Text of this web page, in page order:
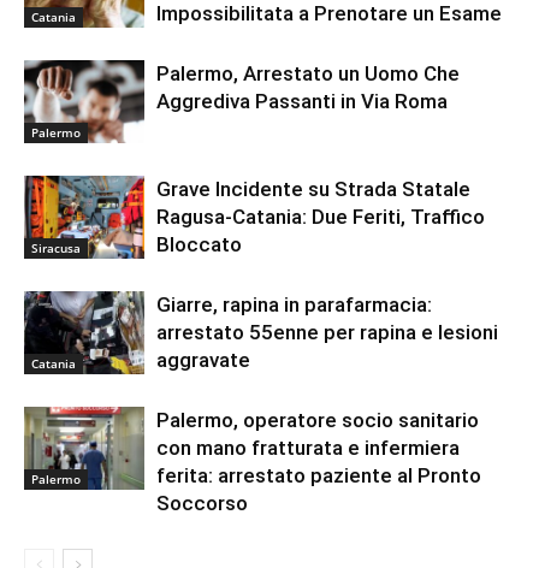
Catania
Impossibilitata a Prenotare un Esame
Palermo
Palermo, Arrestato un Uomo Che
Aggrediva Passanti in Via Roma
Siracusa
Grave Incidente su Strada Statale
Ragusa-Catania: Due Feriti, Traffico
Bloccato
Catania
Giarre, rapina in parafarmacia:
arrestato 55enne per rapina e lesioni
aggravate
Palermo
Palermo, operatore socio sanitario
con mano fratturata e infermiera
ferita: arrestato paziente al Pronto
Soccorso